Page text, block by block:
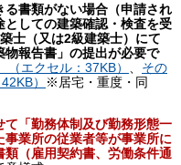
書類がない場合（申請され
しての建築確認・検査を受
士（又は2級建築士）にて
報告書」の提出が必要で
（エクセル：37KB） 、 その
）
※居宅・重度・同
「勤務体制及び勤務形態一
業所の従業者等が事業所に
（雇用契約書、労働条件通